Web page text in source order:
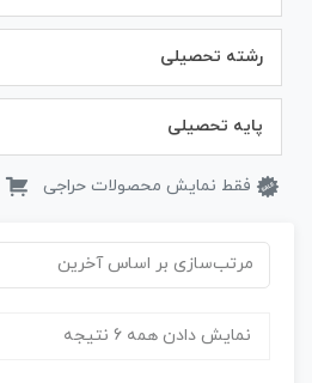
رشته تحصیلی
پایه تحصیلی
فقط نمایش محصولات حراجی
مرتب‌سازی بر اساس آخرین
نمایش دادن همه 6 نتیجه